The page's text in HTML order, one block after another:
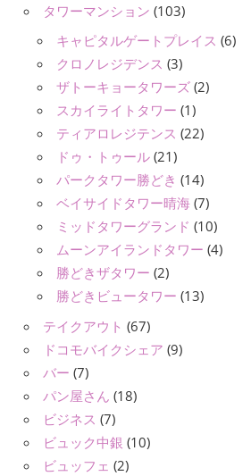
タワーマンション (103)
キャピタルゲートプレイス (6)
クロノレジデンス (3)
ザトーキョータワーズ (2)
スカイライトタワー (1)
ティアロレジテンス (22)
ドゥ・トゥール (21)
パークタワー勝どき (14)
ベイサイドタワー晴海 (7)
ミッドタワーグランド (10)
ムーンアイランドタワー (4)
勝どきザタワー (2)
勝どきビュータワー (13)
テイクアウト (67)
ドコモバイクシェア (9)
バー (7)
パン屋さん (18)
ビジネス (7)
ビュック中銀 (10)
ビュッフェ (2)